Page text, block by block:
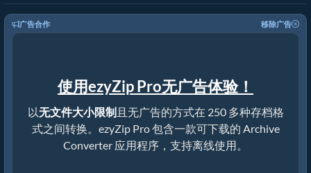
广告合作 移除广告
使用ezyZip Pro无广告体验！
以无文件大小限制且无广告的方式在 250 多种存档格
式之间转换。ezyZip Pro 包含一款可下载的 Archive
Converter 应用程序，支持离线使用。